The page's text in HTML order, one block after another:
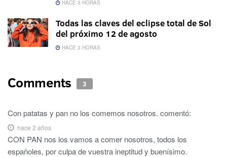
HACE 3 HORAS
Todas las claves del eclipse total de Sol
del próximo 12 de agosto
HACE 3 HORAS
Comments 3
Con patatas y pan no los comemos nosotros. comentó:
hace 2 años
CON PAN nos los vamos a comer nosotros, todos los
españoles, por culpa de vuestra ineptitud y buenísimo.